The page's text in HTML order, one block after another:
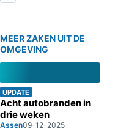
MEER ZAKEN UIT DE
OMGEVING
UPDATE
Acht autobranden in
drie weken
Assen09-12-2025